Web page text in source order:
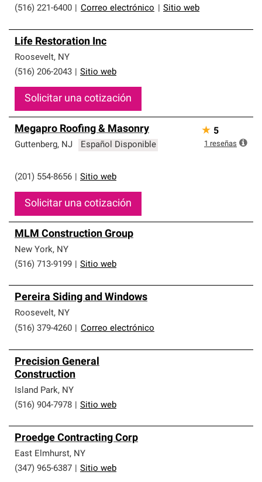
(516) 221-6400
Correo electrónico Sitio web
Life Restoration Inc
Roosevelt, NY
(516) 206-2043
Sitio web
Solicitar una cotización
Megapro Roofing & Masonry
Guttenberg, NJ Español Disponible
(201) 554-8656 Sitio web
Solicitar una cotización
★ 5
1 reseñas
MLM Construction Group
New York, NY
(516) 713-9199
Sitio web
Pereira Siding and Windows
Roosevelt, NY
(516) 379-4260
Correo electrónico
Precision General
Construction
Island Park, NY
(516) 904-7978
Sitio web
Proedge Contracting Corp
East Elmhurst, NY
(347) 965-6387
Sitio web